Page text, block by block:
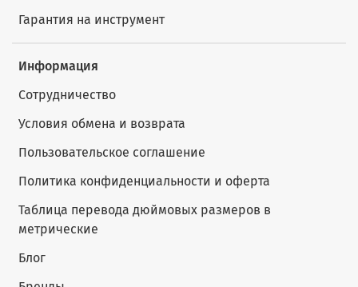
Гарантия на инструмент
Информация
Сотрудничество
Условия обмена и возврата
Пользовательское соглашение
Политика конфиденциальности и оферта
Таблица перевода дюймовых размеров в
метрические
Блог